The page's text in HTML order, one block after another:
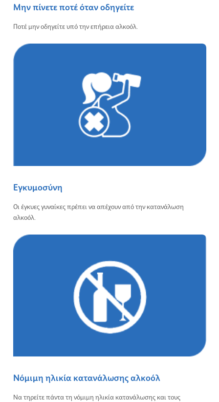
Μην πίνετε ποτέ όταν οδηγείτε
Ποτέ μην οδηγείτε υπό την επήρεια αλκοόλ.
Εγκυμοσύνη
Οι έγκυες γυναίκες πρέπει να απέχουν από την κατανάλωση
αλκοόλ.
Νόμιμη ηλικία κατανάλωσης αλκοόλ
Να τηρείτε πάντα τη νόμιμη ηλικία κατανάλωσης και τους